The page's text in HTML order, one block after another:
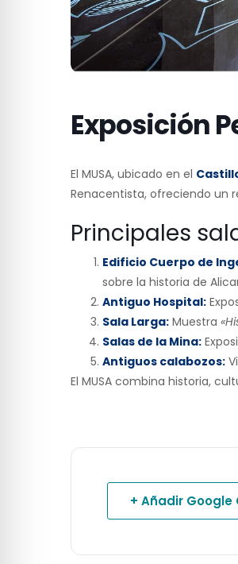
Exposición
El MUSA, ubicado en el
Renacentista, ofreciendo un
Principales
Edificio Cuerpo de
sobre la historia de
Antiguo Hospital:
Sala Larga: Muestra
Salas de la Mina:
Antiguos calabozos:
El MUSA combina historia,
+ Añadir Google